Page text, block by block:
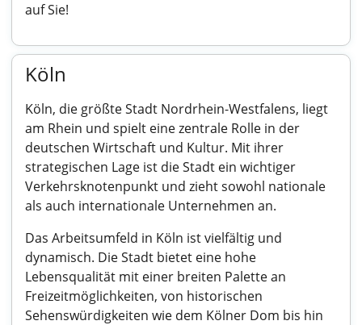
auf Sie!
Köln
Köln, die größte Stadt Nordrhein-Westfalens, liegt
am Rhein und spielt eine zentrale Rolle in der
deutschen Wirtschaft und Kultur. Mit ihrer
strategischen Lage ist die Stadt ein wichtiger
Verkehrsknotenpunkt und zieht sowohl nationale
als auch internationale Unternehmen an.
Das Arbeitsumfeld in Köln ist vielfältig und
dynamisch. Die Stadt bietet eine hohe
Lebensqualität mit einer breiten Palette an
Freizeitmöglichkeiten, von historischen
Sehenswürdigkeiten wie dem Kölner Dom bis hin